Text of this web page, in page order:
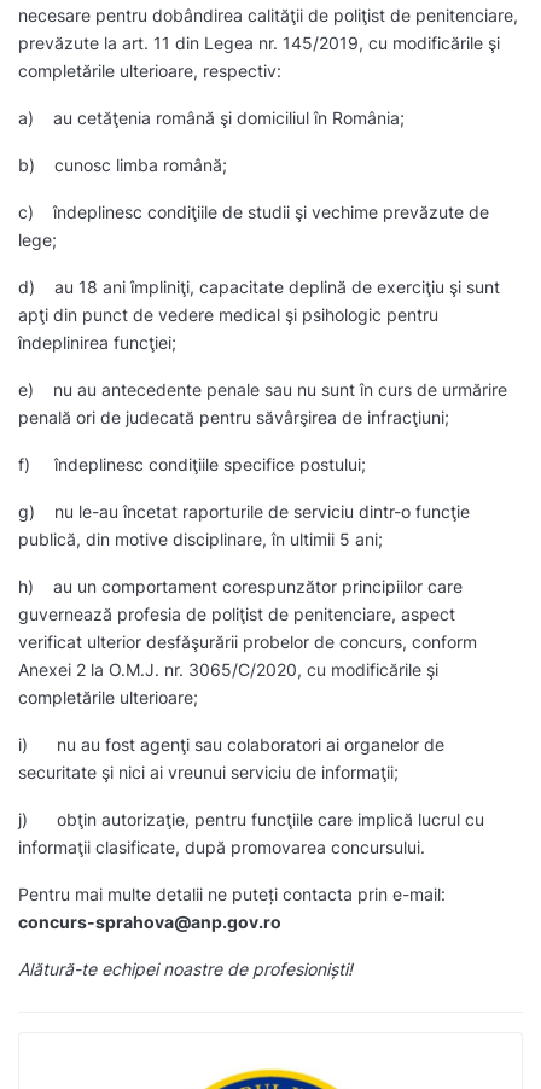
necesare pentru dobândirea calităţii de poliţist de penitenciare,
prevăzute la art. 11 din Legea nr. 145/2019, cu modificările şi
completările ulterioare, respectiv:
a) au cetăţenia română şi domiciliul în România;
b) cunosc limba română;
c) îndeplinesc condiţiile de studii şi vechime prevăzute de
lege;
d) au 18 ani împliniţi, capacitate deplină de exerciţiu şi sunt
apţi din punct de vedere medical şi psihologic pentru
îndeplinirea funcţiei;
e) nu au antecedente penale sau nu sunt în curs de urmărire
penală ori de judecată pentru săvârşirea de infracţiuni;
f) îndeplinesc condiţiile specifice postului;
g) nu le-au încetat raporturile de serviciu dintr-o funcţie
publică, din motive disciplinare, în ultimii 5 ani;
h) au un comportament corespunzător principiilor care
guvernează profesia de poliţist de penitenciare, aspect
verificat ulterior desfăşurării probelor de concurs, conform
Anexei 2 la O.M.J. nr. 3065/C/2020, cu modificările şi
completările ulterioare;
i) nu au fost agenţi sau colaboratori ai organelor de
securitate şi nici ai vreunui serviciu de informaţii;
j) obţin autorizaţie, pentru funcţiile care implică lucrul cu
informaţii clasificate, după promovarea concursului.
Pentru mai multe detalii ne puteți contacta prin e-mail:
concurs-sprahova@anp.gov.ro
Alătură-te echipei noastre de profesioniști!